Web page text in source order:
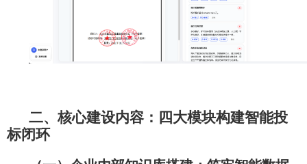
二、核心建设内容：四大模块构建智能投
标闭环